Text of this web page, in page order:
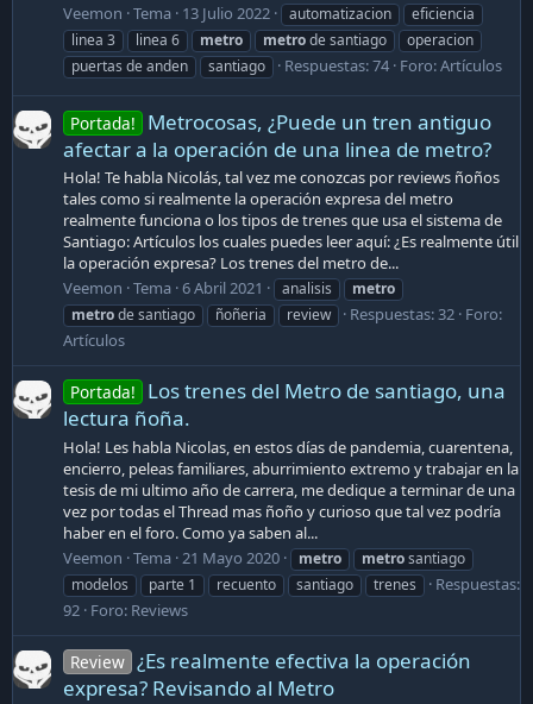
Veemon Tema 13 Julio 2022 automatizacion
eficiencia
linea 3
linea 6 metro metrode santiago
operacion
puertas de anden
santiago Respuestas: 74 Foro:Artículos
Portada!
Metrocosas, ¿Puede un tren antiguo
afectar a la operación de una linea de metro?
Hola! Te habla Nicolás, tal vez me conozcas por reviews ñoños
tales como si realmente la operación expresa del metro
realmente funciona o los tipos de trenes que usa el sistema de
Santiago: Artículos los cuales puedes leer aquí: ¿Es realmente útil
la operación expresa? Los trenes del metro de...
Veemon Tema 6 Abril 2021 analisis
metro
metrode santiago ñoñeria review Respuestas: 32 Foro:
Artículos
Portada!
Los trenes del Metro de santiago, una
lectura ñoña.
Hola! Les habla Nicolas, en estos días de pandemia, cuarentena,
encierro, peleas familiares, aburrimiento extremo y trabajar en la
tesis de mi ultimo año de carrera, me dedique a terminar de una
vez por todas el Thread mas ñoño y curioso que tal vez podría
haber en el foro. Como ya saben al...
Veemon Tema 21 Mayo 2020 metro metrosantiago
modelos
parte 1 recuento santiago trenes
Respuestas:
92 Foro: Reviews
Review ¿Es realmente efectiva la operación
expresa? Revisando al Metro